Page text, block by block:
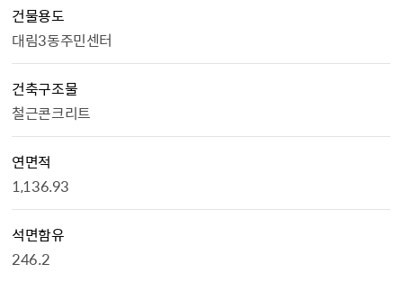
건물용도
대림3동주민센터
건축구조물
철근콘크리트
연면적
1,136.93
석면함유
246.2